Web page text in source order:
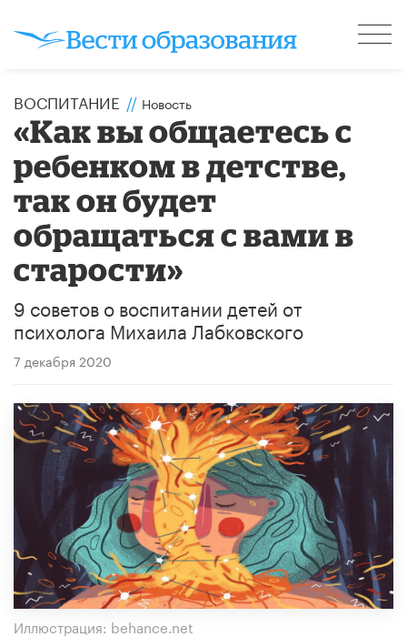
ВОСПИТАНИЕ // Новость
«Как вы общаетесь с
ребенком в детстве,
так он будет
обращаться с вами в
старости»
9 советов о воспитании детей от
психолога Михаила Лабковского
7 декабря 2020
Иллюстрация: behance.net